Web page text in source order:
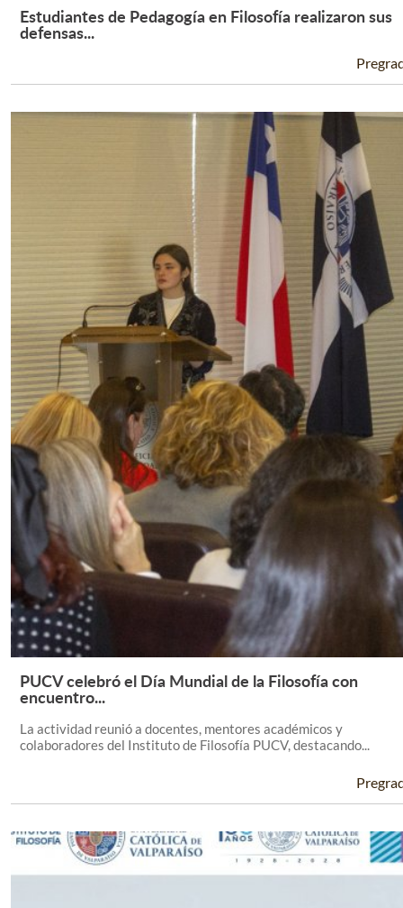
Leer Más +
Estudiantes de Pedagogía en Filosofía realizaron sus
defensas...
Leer Más +
PUCV celebró el Día Mundial de la Filosofía con
encuentro...
La actividad reunió a docentes, mentores académicos y
colaboradores del Instituto de Filosofía PUCV, destacando...